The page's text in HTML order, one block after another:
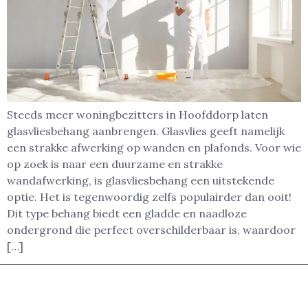
Steeds meer woningbezitters in Hoofddorp laten
glasvliesbehang aanbrengen. Glasvlies geeft namelijk
een strakke afwerking op wanden en plafonds. Voor wie
op zoek is naar een duurzame en strakke
wandafwerking, is glasvliesbehang een uitstekende
optie. Het is tegenwoordig zelfs populairder dan ooit!
Dit type behang biedt een gladde en naadloze
ondergrond die perfect overschilderbaar is, waardoor
[…]